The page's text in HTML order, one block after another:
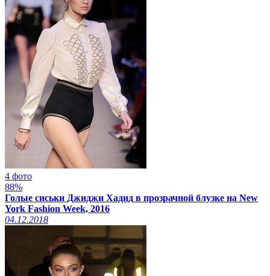
4 фото
88%
Голые сиськи Джиджи Хадид в прозрачной блузке на New
York Fashion Week, 2016
04.12.2018